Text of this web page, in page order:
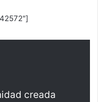
creada